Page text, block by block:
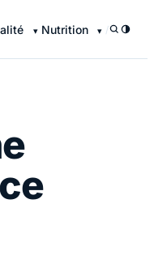
Nutrition /